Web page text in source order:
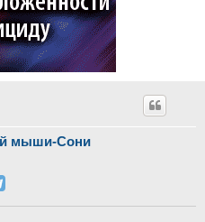
мыши-Сони